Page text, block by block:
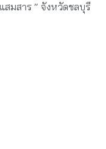
สมสาร ” จังหวัดชลบุรี